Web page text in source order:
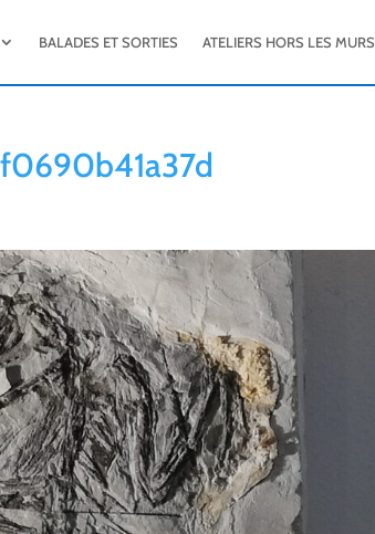
BALADES ET SORTIES ATELIERS HORS LES MURS